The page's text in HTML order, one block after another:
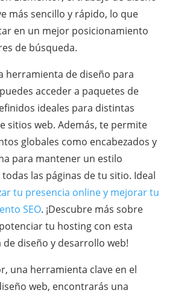
más sencillo y rápido, lo que
en un mejor posicionamiento
de búsqueda.
herramienta de diseño para
acceder a paquetes de
ideales para distintas
sitios web. Además, te permite
globales como encabezados y
para mantener un estilo
las páginas de tu sitio. Ideal
tu presencia online y mejorar tu
SEO. ¡Descubre más sobre
tu hosting con esta
diseño y desarrollo web!
una herramienta clave en el
web, encontrarás una